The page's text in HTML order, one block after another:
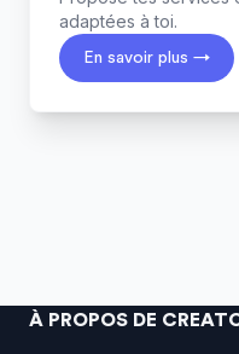
adaptées à toi.
En savoir plus →
À PROPOS DE